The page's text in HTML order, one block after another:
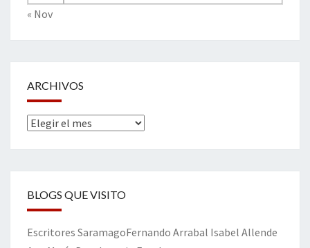
« Nov
ARCHIVOS
Archivos
BLOGS QUE VISITO
Escritores SaramagoFernando Arrabal Isabel Allende